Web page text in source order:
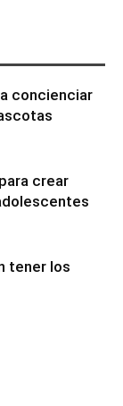
concienciar
crear
tener los